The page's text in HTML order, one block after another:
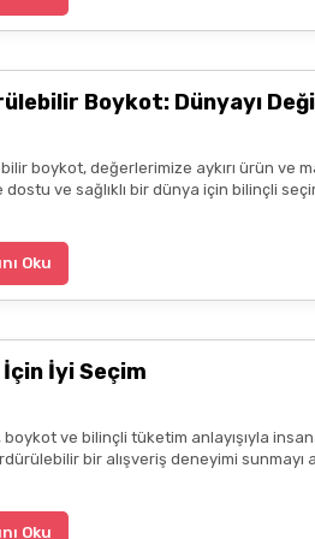
| 25/03/2025
Paylaş Boykot: Dünyayı
boykot, değerlerimize aykırı ürün ve
dostu ve sağlıklı bir dünya için bilinçli
Oku
İçin İyi Seçim
boykot ve bilinçli tüketim anlayışıyla
bir alışveriş deneyimi sunmayı
Oku